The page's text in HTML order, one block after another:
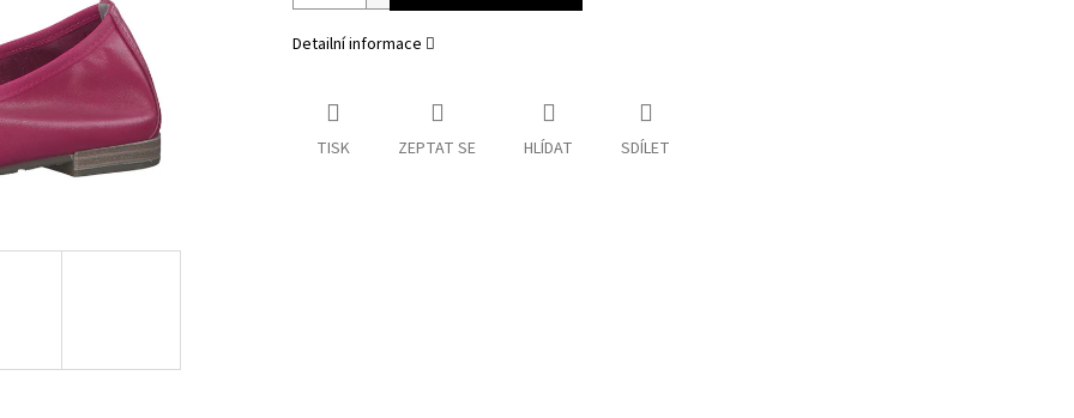
Detailní informace
TISK ZEPTAT SE HLÍDAT SDÍLET